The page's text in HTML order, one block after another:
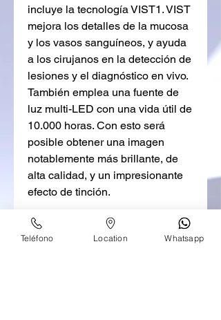
incluye la tecnología VIST1. VIST
mejora los detalles de la mucosa
y los vasos sanguíneos, y ayuda
a los cirujanos en la detección de
lesiones y el diagnóstico en vivo.
También emplea una fuente de
luz multi-LED con una vida útil de
10.000 horas. Con esto será
posible obtener una imagen
notablemente más brillante, de
alta calidad, y un impresionante
efecto de tinción.
Características
Teléfono Location Whatsapp